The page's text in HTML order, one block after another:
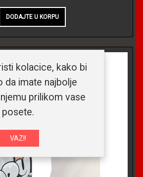
kolacice, kako bi
da imate najbolje
prilikom vase
posete.
VAZI!